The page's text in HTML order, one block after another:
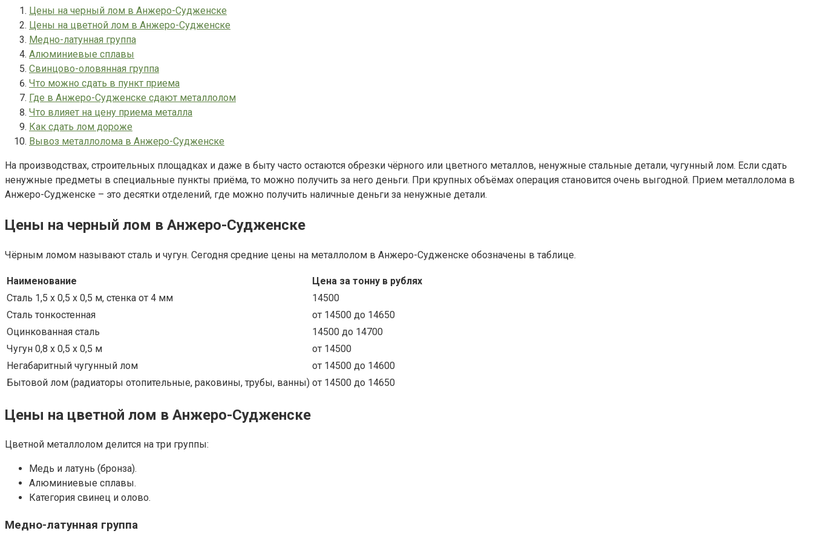
Цены на черный лом в Анжеро-Судженске
Цены на цветной лом в Анжеро-Судженске
Медно-латунная группа
Алюминиевые сплавы
Свинцово-оловянная группа
Что можно сдать в пункт приема
Где в Анжеро-Судженске сдают металлолом
Что влияет на цену приема металла
Как сдать лом дороже
Вывоз металлолома в Анжеро-Судженске
На производствах, строительных площадках и даже в быту часто остаются обрезки чёрного или цветного металлов, ненужные стальные детали, чугунный лом. Если сдать
ненужные предметы в специальные пункты приёма, то можно получить за него деньги. При крупных объёмах операция становится очень выгодной. Прием металлолома в
Анжеро-Судженске – это десятки отделений, где можно получить наличные деньги за ненужные детали.
Цены на черный лом в Анжеро-Судженске
Чёрным ломом называют сталь и чугун. Сегодня средние цены на металлолом в Анжеро-Судженске обозначены в таблице.
Наименование
Цена за тонну в рублях
Сталь 1,5 х 0,5 х 0,5 м, стенка от 4 мм
14500
Сталь тонкостенная
от 14500 до 14650
Оцинкованная сталь
14500 до 14700
Чугун 0,8 х 0,5 х 0,5 м
от 14500
Негабаритный чугунный лом
от 14500 до 14600
Бытовой лом (радиаторы отопительные, раковины, трубы, ванны) от 14500 до 14650
Цены на цветной лом в Анжеро-Судженске
Цветной металлолом делится на три группы:
Медь и латунь (бронза).
Алюминиевые сплавы.
Категория свинец и олово.
Медно-латунная группа